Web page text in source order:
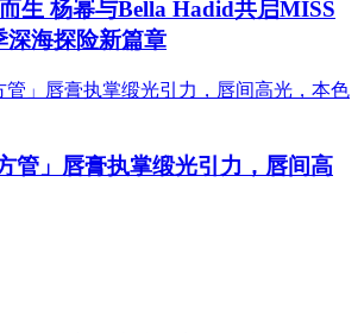
生 杨幂与Bella Hadid共启MISS
深海探险新篇章
管」唇膏执掌缎光引力，唇间高